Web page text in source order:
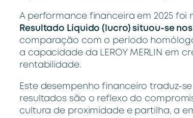
A performance financeira em 2025
Resultado Líquido (lucro) situou-se
comparação com o período
a capacidade da LEROY MERLIN em
rentabilidade.
Este desempenho financeiro traduz-se
resultados são o reflexo do
cultura de proximidade e partilha, a